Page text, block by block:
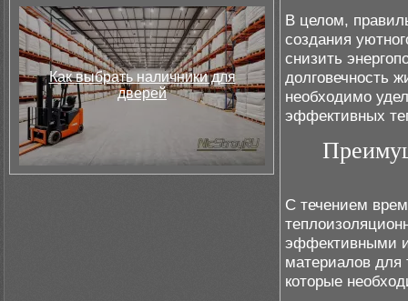
Как выбрать наличники для
дверей
В целом,
создания
снизить
долговечность
необходимо
эффективных
С течением
эффективными
материалов для
которые